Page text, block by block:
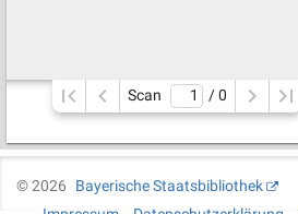
Scan / 0
©2026
Bayerische Staatsbibliothek